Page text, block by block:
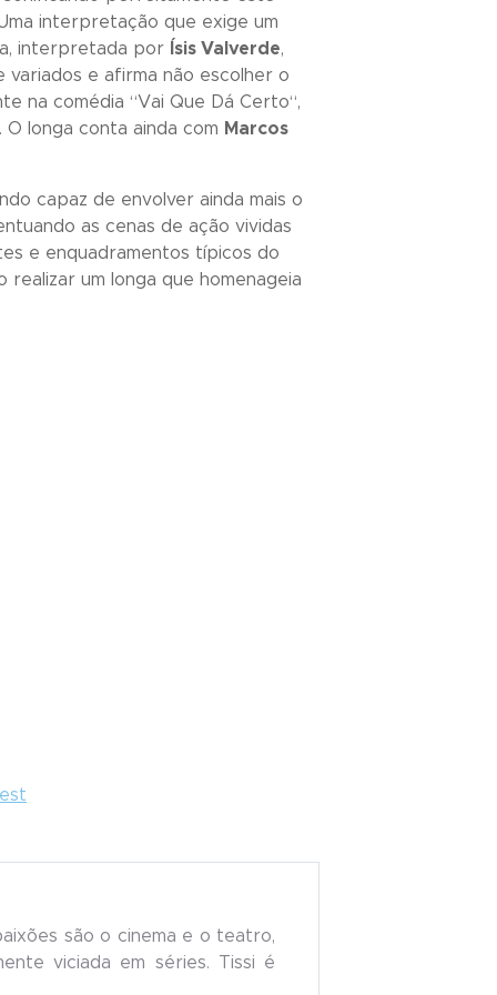
interpretação que exige um
interpretada por Ísis Valverde,
e afirma não escolher o
na comédia “Vai Que Dá Certo“,
. O longa conta ainda com Marcos
capaz de envolver ainda mais o
as cenas de ação vividas
e enquadramentos típicos do
um longa que homenageia
são o cinema e o teatro,
viciada em séries. Tissi é